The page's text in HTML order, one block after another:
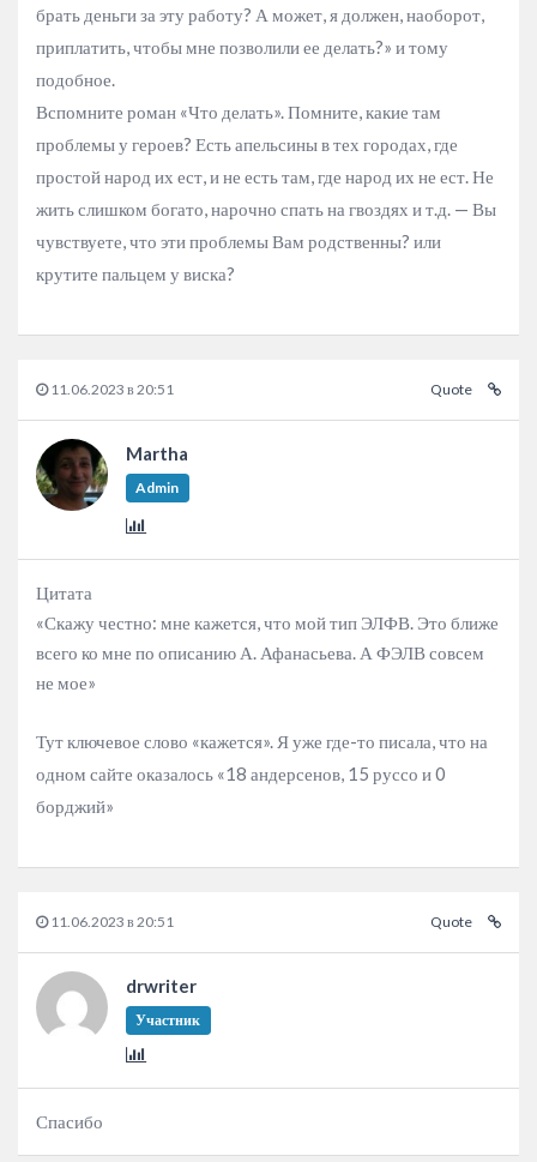
брать деньги за эту работу? А может, я должен, наоборот,
приплатить, чтобы мне позволили ее делать?» и тому
подобное.
Вспомните роман «Что делать». Помните, какие там
проблемы у героев? Есть апельсины в тех городах, где
простой народ их ест, и не есть там, где народ их не ест. Не
жить слишком богато, нарочно спать на гвоздях и т.д. — Вы
чувствуете, что эти проблемы Вам родственны? или
крутите пальцем у виска?
11.06.2023 в 20:51 Quote
Martha
Admin
Цитата
«Скажу честно: мне кажется, что мой тип ЭЛФВ. Это ближе
всего ко мне по описанию А. Афанасьева. А ФЭЛВ совсем
не мое»
Тут ключевое слово «кажется». Я уже где-то писала, что на
одном сайте оказалось «18 андерсенов, 15 руссо и 0
борджий»
11.06.2023 в 20:51 Quote
drwriter
Участник
Спасибо